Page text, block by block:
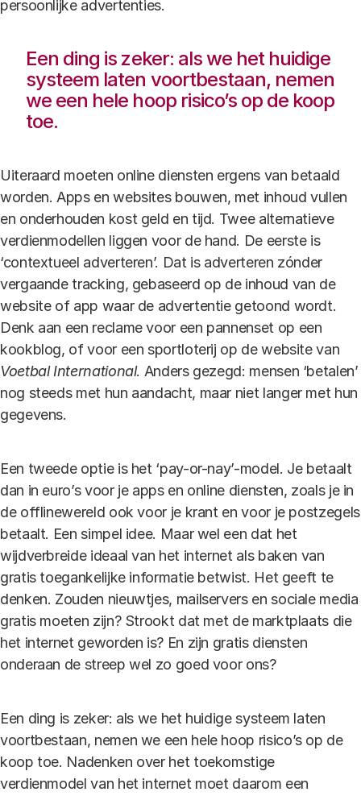
persoonlijke advertenties.
Een ding is zeker: als we het huidige
systeem laten voortbestaan, nemen
we een hele hoop risico’s op de koop
toe.
Uiteraard moeten online diensten ergens van betaald
worden. Apps en websites bouwen, met inhoud vullen
en onderhouden kost geld en tijd. Twee alternatieve
verdienmodellen liggen voor de hand. De eerste is
‘contextueel adverteren’. Dat is adverteren zónder
vergaande tracking, gebaseerd op de inhoud van de
website of app waar de advertentie getoond wordt.
Denk aan een reclame voor een pannenset op een
kookblog, of voor een sportloterij op de website van
Voetbal International. Anders gezegd: mensen ‘betalen’
nog steeds met hun aandacht, maar niet langer met hun
gegevens.
Een tweede optie is het ‘pay-or-nay’-model. Je betaalt
dan in euro’s voor je apps en online diensten, zoals je in
de offlinewereld ook voor je krant en voor je postzegels
betaalt. Een simpel idee. Maar wel een dat het
wijdverbreide ideaal van het internet als baken van
gratis toegankelijke informatie betwist. Het geeft te
denken. Zouden nieuwtjes, mailservers en sociale media
gratis moeten zijn? Strookt dat met de marktplaats die
het internet geworden is? En zijn gratis diensten
onderaan de streep wel zo goed voor ons?
Een ding is zeker: als we het huidige systeem laten
voortbestaan, nemen we een hele hoop risico’s op de
koop toe. Nadenken over het toekomstige
verdienmodel van het internet moet daarom een